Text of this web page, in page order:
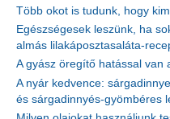
Több okot is tudunk, hogy
Egészségesek leszünk, ha
almás lilakáposztasaláta-
A gyász öregítő hatással van
A nyár kedvence:
és sárgadinnyés-gyömbéres